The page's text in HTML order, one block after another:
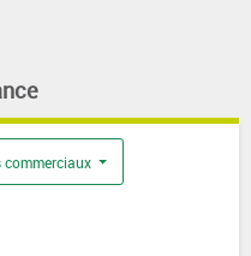
commerciaux